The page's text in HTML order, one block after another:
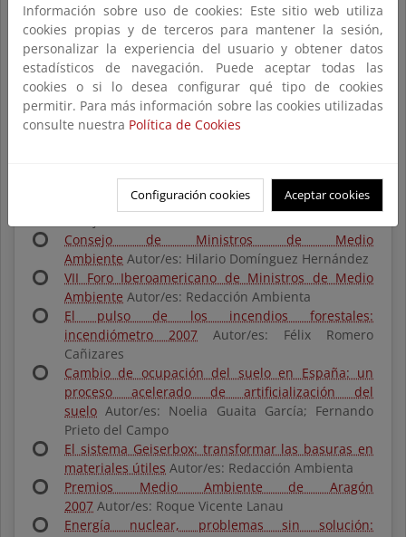
Para reforzar la implantación de energías
renovables nace "España solar"Autor/es: Carmen
Alfonso
El Hierro será la primera isla del mundo que se
abastecerá al 100% con energías
renovablesAutor/es: Redacción Ambienta
La Red Internacional de Bosque Modelo: el caso
Banco de Datos de la Biodiversidad: para una
mejor gestión del medio natural
Autor/es: Roberto
Consejo de Ministros de Medio
Ambiente Autor/es: Hilario Domínguez Hernández
VII Foro Iberoamericano de Ministros de Medio
Ambiente Autor/es: Redacción Ambienta
El pulso de los incendios forestales:
incendiómetro 2007 Autor/es: Félix Romero
Cañizares
Cambio de ocupación del suelo en España: un
proceso acelerado de artificialización del
suelo Autor/es: Noelia Guaita García; Fernando
Prieto del Campo
El sistema Geiserbox: transformar las basuras en
materiales útiles Autor/es: Redacción Ambienta
Premios Medio Ambiente de Aragón
2007 Autor/es: Roque Vicente Lanau
Energía nuclear, problemas sin solución:
Información sobre uso de cookies: Este sitio web utiliza
cookies propias y de terceros para mantener la sesión,
personalizar la experiencia del usuario y obtener datos
estadísticos de navegación. Puede aceptar todas las
cookies o si lo desea configurar qué tipo de cookies
permitir. Para más información sobre las cookies utilizadas
consulte nuestra Política de Cookies
Configuración cookies Aceptar cookies